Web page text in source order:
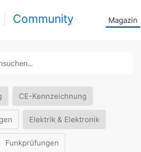
Community Magazin
CE-Kennzeichnung
Elektrik & Elektronik
Funkprüfungen